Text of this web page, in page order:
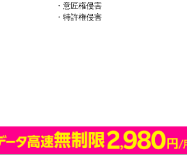
・意匠権侵害
・特許権侵害